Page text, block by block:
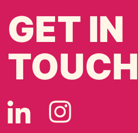
GET IN
TOUCH